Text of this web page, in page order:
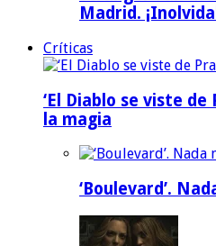
Madrid.
Críticas
‘El Diablo se viste de
la magia
‘Boulevard’.